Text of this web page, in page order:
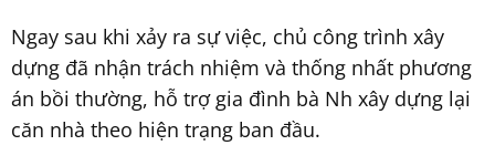
Ngay sau khi xảy ra sự việc, chủ công trình xây
dựng đã nhận trách nhiệm và thống nhất phương
án bồi thường, hỗ trợ gia đình bà Nh xây dựng lại
căn nhà theo hiện trạng ban đầu.